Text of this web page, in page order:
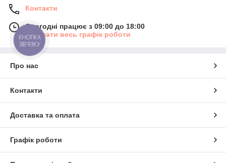
Контакти
Сьогодні працює з 09:00 до 18:00
Показати весь графік роботи
Про нас
Контакти
Доставка та оплата
Графік роботи
КНОПКА
ЗВ'ЯЗКУ